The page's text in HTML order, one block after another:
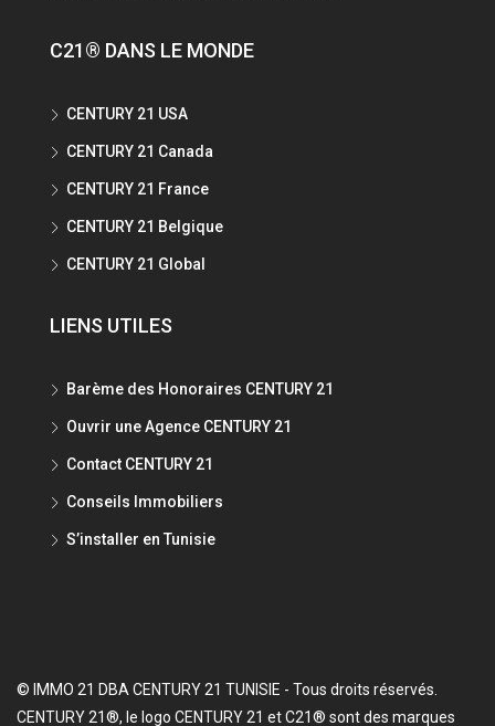
C21® DANS LE MONDE
CENTURY 21 USA
CENTURY 21 Canada
CENTURY 21 France
CENTURY 21 Belgique
CENTURY 21 Global
LIENS UTILES
Barème des Honoraires CENTURY 21
Ouvrir une Agence CENTURY 21
Contact CENTURY 21
Conseils Immobiliers
S’installer en Tunisie
© IMMO 21 DBA CENTURY 21 TUNISIE - Tous droits réservés.
CENTURY 21®, le logo CENTURY 21 et C21® sont des marques